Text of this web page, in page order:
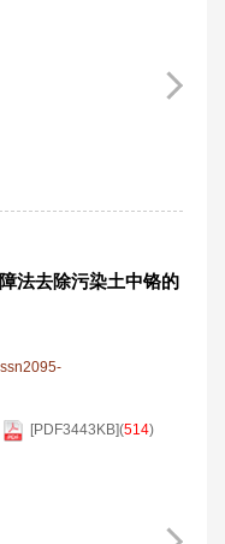
法去除污染土中铬的
[PDF3443KB](514)